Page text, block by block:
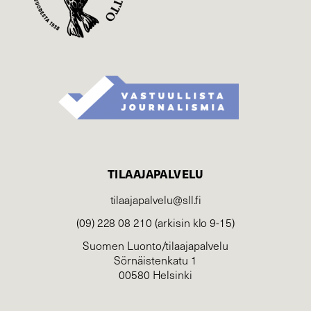
TILAAJAPALVELU
tilaajapalvelu@sll.fi
(09) 228 08 210 (arkisin klo 9-15)
Suomen Luonto/tilaajapalvelu
Sörnäistenkatu 1
00580 Helsinki